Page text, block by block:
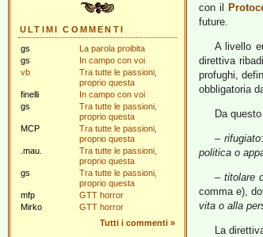
ULTIMI COMMENTI
gs
La parola proibita
gs
In campo con voi
vb
Tra tutte le passioni,
proprio questa
finelli
In campo con voi
gs
Tra tutte le passioni,
proprio questa
MCP
Tra tutte le passioni,
proprio questa
.mau.
Tra tutte le passioni,
proprio questa
gs
Tra tutte le passioni,
proprio questa
mfp
GTT horror
Mirko
GTT horror
Tutti i commenti »
con il
future.
A livello
direttiva
profughi,
obbligatoria
Da
– rifugiato
politica o
– titolare
comma e),
vita o alla
La